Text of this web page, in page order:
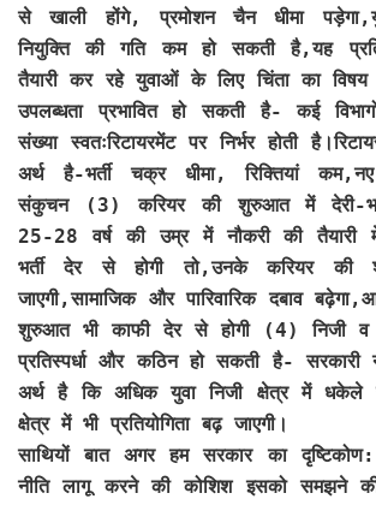
से खाली होंगे, प्रमोशन चैन धीमा
नियुक्ति की गति कम हो सकती है,यह
तैयारी कर रहे युवाओं के लिए चिंता का
उपलब्धता प्रभावित हो सकती है- कई
संख्या स्वतःरिटायरमेंट पर निर्भर होती
अर्थ है-भर्ती चक्र धीमा, रिक्तियां कम,नए
संकुचन (3) करियर की शुरुआत में देरी-
25-28 वर्ष की उम्र में नौकरी की तैयारी
भर्ती देर से होगी तो,उनके करियर की
जाएगी,सामाजिक और पारिवारिक दबाव
शुरुआत भी काफी देर से होगी (4) निजी व
प्रतिस्पर्धा और कठिन हो सकती है- सरकारी
अर्थ है कि अधिक युवा निजी क्षेत्र में
क्षेत्र में भी प्रतियोगिता बढ़ जाएगी।
साथियों बात अगर हम सरकार का
नीति लागू करने की कोशिश इसको समझने